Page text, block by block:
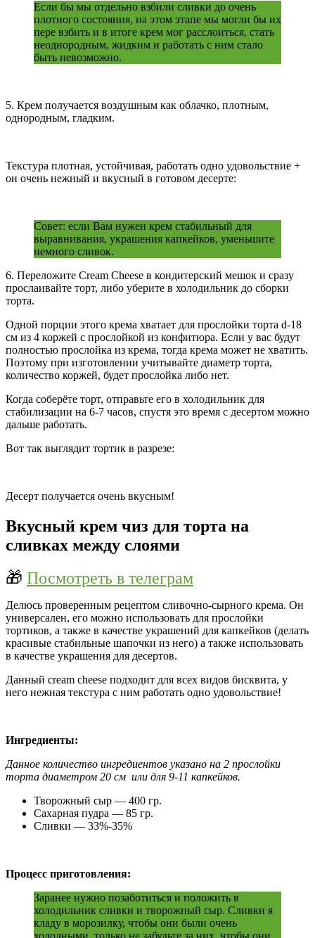
Если бы мы отдельно взбили сливки до очень
плотного состояния, на этом этапе мы могли бы их
пере взбить и в итоге крем мог расслоиться, стать
неоднородным, жидким и работать с ним стало
быть невозможно.
5. Крем получается воздушным как облачко, плотным,
однородным, гладким.
Текстура плотная, устойчивая, работать одно удовольствие +
он очень нежный и вкусный в готовом десерте:
Совет: если Вам нужен крем стабильный для
выравнивания, украшения капкейков, уменьшите
немного сливок.
6. Переложите Сream Сheese в кондитерский мешок и сразу
прослаивайте торт, либо уберите в холодильник до сборки
торта.
Одной порции этого крема хватает для прослойки торта d-18
см из 4 коржей с прослойкой из конфитюра. Если у вас будут
полностью прослойка из крема, тогда крема может не хватить.
Поэтому при изготовлении учитывайте диаметр торта,
количество коржей, будет прослойка либо нет.
Когда соберёте торт, отправьте его в холодильник для
стабилизации на 6-7 часов, спустя это время с десертом можно
дальше работать.
Вот так выглядит тортик в разрезе:
Десерт получается очень вкусным!
Вкусный крем чиз для торта на
сливках между слоями
🎁 Посмотреть в телеграм
Делюсь проверенным рецептом сливочно-сырного крема. Он
универсален, его можно использовать для прослойки
тортиков, а также в качестве украшений для капкейков (делать
красивые стабильные шапочки из него) а также использовать
в качестве украшения для десертов.
Данный cream cheese подходит для всех видов бисквита, у
него нежная текстура с ним работать одно удовольствие!
Ингредиенты:
Данное количество ингредиентов указано на 2 прослойки
торта диаметром 20 см или для 9-11 капкейков.
Творожный сыр — 400 гр.
Сахарная пудра — 85 гр.
Сливки — 33%-35%
Процесс приготовления:
Заранее нужно позаботиться и положить в
холодильник сливки и творожный сыр. Сливки я
кладу в морозилку, чтобы они были очень
холодными, только не забудьте за них, чтобы они